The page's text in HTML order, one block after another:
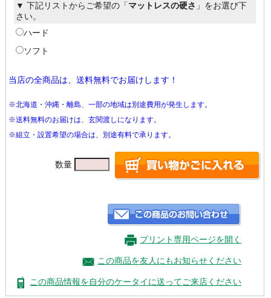
▼ 下記リストからご希望の「マットレスの硬さ 」をお選び下
さい。
ハード
ソフト
当店の全商品は、送料無料でお届けします！
※北海道・沖縄・離島、一部の地域は別途費用が発生します。
※送料無料のお届けは、玄関渡しになります。
※組立・設置希望の場合は、別途有料で承ります。
数量
プリント専用ページを開く
この商品を友人にもお知らせください
この商品情報を自分のケータイに送ってご来店ください